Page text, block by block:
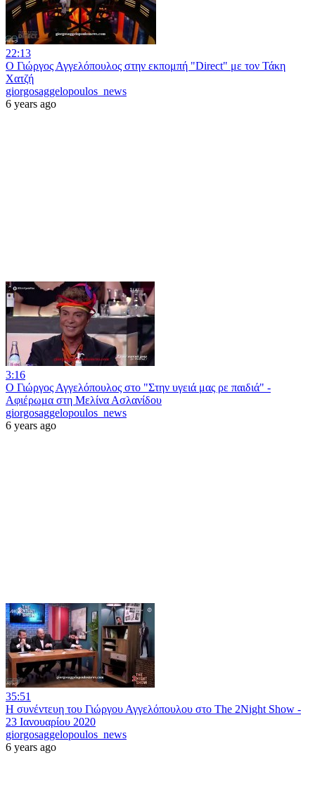
22:13
Ο Γιώργος Αγγελόπουλος στην εκπομπή "Direct" με τον Τάκη
Χατζή
giorgosaggelopoulos_news
6 years ago
3:16
Ο Γιώργος Αγγελόπουλος στο "Στην υγειά μας ρε παιδιά" -
Αφιέρωμα στη Μελίνα Ασλανίδου
giorgosaggelopoulos_news
6 years ago
35:51
Η συνέντευη του Γιώργου Αγγελόπουλου στο The 2Night Show -
23 Ιανουαρίου 2020
giorgosaggelopoulos_news
6 years ago